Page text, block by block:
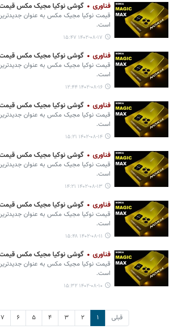
فناوری گوشی نوکیا مجیک مکس قیمت امروز (۱۷ آبان) +
قیمت نوکیا مجیک مکس به عنوان
است.
۱۴۰۲-۰۸-۱۷ ۱۵:۴۷
فناوری گوشی نوکیا مجیک مکس قیمت امروز (۱۶ آبان) +
قیمت نوکیا مجیک مکس به عنوان
است.
۱۴۰۲-۰۸-۱۶ ۱۲:۴۴
فناوری گوشی نوکیا مجیک مکس قیمت امروز (۱۴ آبان) +
قیمت نوکیا مجیک مکس به عنوان
است.
۱۴۰۲-۰۸-۱۴ ۱۵:۲۱
فناوری گوشی نوکیا مجیک مکس قیمت امروز (۱۳ آبان) +
قیمت نوکیا مجیک مکس به عنوان
است.
۱۴۰۲-۰۸-۱۳ ۱۴:۲۱
فناوری گوشی نوکیا مجیک مکس قیمت امروز (۱۱ آبان) +
قیمت نوکیا مجیک مکس به عنوان
است.
۱۴۰۲-۰۸-۱۱ ۱۵:۴۸
فناوری گوشی نوکیا مجیک مکس قیمت امروز (۱۰ آبان) +
قیمت نوکیا مجیک مکس به عنوان
است.
۱۴۰۲-۰۸-۱۰ ۱۵:۳۲
قبلی ۱ ۲ ۳ ۴ ۵ ۶ ۷